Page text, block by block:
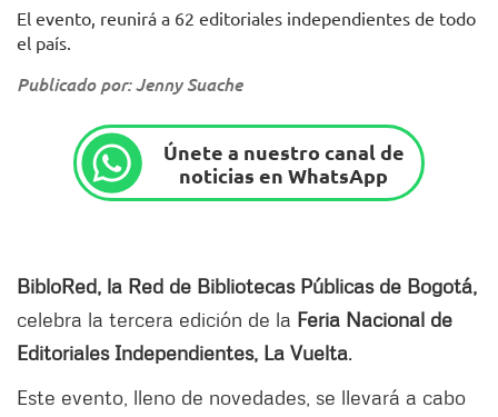
El evento, reunirá a 62 editoriales independientes de todo
el país.
Publicado por: Jenny Suache
Únete a nuestro canal de
noticias en WhatsApp
BibloRed, la Red de Bibliotecas Públicas de Bogotá,
celebra la tercera edición de la Feria Nacional de
Editoriales Independientes, La Vuelta.
Este evento, lleno de novedades, se llevará a cabo